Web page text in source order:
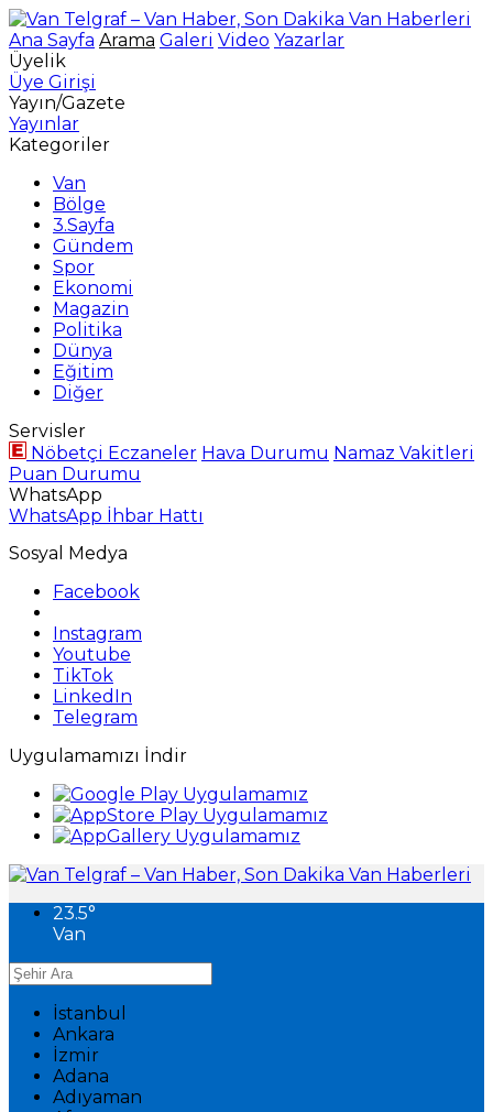
Ana Sayfa Arama Galeri Video Yazarlar
Üyelik
Üye Girişi
Yayın/Gazete
Yayınlar
Kategoriler
Van
Bölge
3.Sayfa
Gündem
Spor
Ekonomi
Magazin
Politika
Dünya
Eğitim
Diğer
Servisler
Nöbetçi Eczaneler Hava Durumu Namaz Vakitleri
Puan Durumu
WhatsApp
WhatsApp İhbar Hattı
Sosyal Medya
Facebook
Instagram
Youtube
TikTok
LinkedIn
Telegram
Uygulamamızı İndir
23.5°
Van
İstanbul
Ankara
İzmir
Adana
Adıyaman